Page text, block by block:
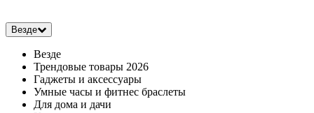
Везде
Везде
Трендовые товары 2026
Гаджеты и аксессуары
Умные часы и фитнес браслеты
Для дома и дачи